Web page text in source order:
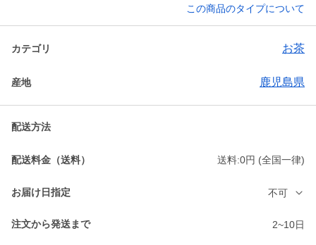
この商品のタイプについて
カテゴリ お茶
産地 鹿児島県
配送方法
配送料金（送料） 送料:0円 (全国一律)
お届け日指定 不可
注文から発送まで 2~10日